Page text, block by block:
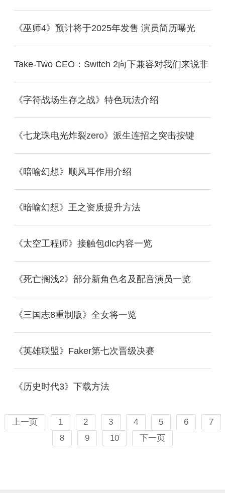
《巫师4》预计将于2025年发售 演员简历曝光
Take-Two CEO：Switch 2向下兼容对我们来说非
《字符战场生存之战》特色玩法介绍
《七龙珠电光炸裂zero》派生连招之突击按键
《暗喻幻想》顺风耳作用介绍
《暗喻幻想》王之资质提升方法
《太空工程师》接触包dlc内容一览
《死亡搁浅2》部分新角色名及配音演员一览
《三国志8重制版》全女将一览
《英雄联盟》Faker第七次晋级决赛
《历史时代3》下载方法
上一页 1 2 3 4 5 6
7
8
9 10 下一页